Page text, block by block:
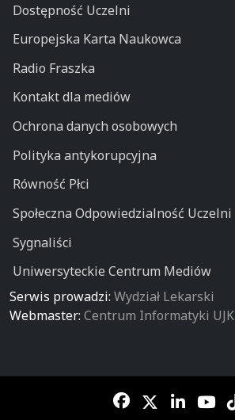
Dostępność Uczelni
Europejska Karta Naukowca
Radio Fraszka
Kontakt dla mediów
Ochrona danych osobowych
Polityka antykorupcyjna
Równość Płci
Społeczna Odpowiedzialność Uczelni
Sygnaliści
Uniwersyteckie Centrum Mediów
Serwis prowadzi: Wydział Lekarski
Webmaster: Centrum Informatyki UJK